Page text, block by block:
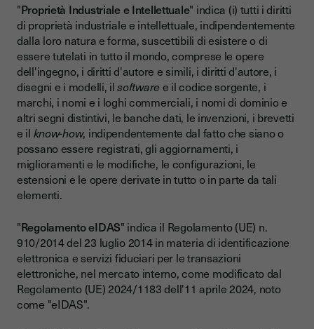
"Proprietà Industriale e Intellettuale" indica (i) tutti i diritti
di proprietà industriale e intellettuale, indipendentemente
dalla loro natura e forma, suscettibili di esistere o di
essere tutelati in tutto il mondo, comprese le opere
dell'ingegno, i diritti d'autore e simili, i diritti d'autore, i
disegni e i modelli, ilsoftware e il codice sorgente, i
marchi, i nomi e i loghi commerciali, i nomi di dominio e
altri segni distintivi, le banche dati, le invenzioni, i brevetti
e il know-how, indipendentemente dal fatto che siano o
possano essere registrati, gli aggiornamenti, i
miglioramenti e le modifiche, le configurazioni, le
estensioni e le opere derivate in tutto o in parte da tali
elementi.
"Regolamento eIDAS" indica il Regolamento (UE) n.
910/2014 del 23 luglio 2014 in materia di identificazione
elettronica e servizi fiduciari per le transazioni
elettroniche, nel mercato interno, come modificato dal
Regolamento (UE) 2024/1183 dell'11 aprile 2024, noto
come "eIDAS".